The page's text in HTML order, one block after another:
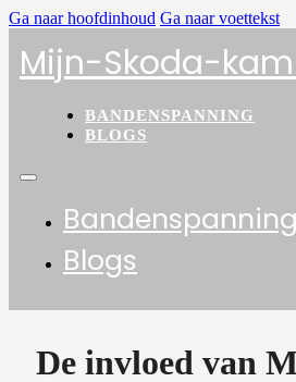
Ga naar hoofdinhoud Ga naar voettekst
Mijn-Skoda-
BANDENSPANNING
BLOGS
Bandenspanning
Blogs
De invloed van